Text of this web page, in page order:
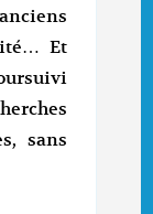
Et
sans